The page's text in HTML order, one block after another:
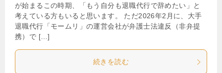
が始まるこの時期、「もう自分も退職代行で辞めたい」と
考えている方もいると思います。 ただ2026年2月に、大手
退職代行「モームリ」の運営会社が弁護士法違反（非弁提
携）で […]
続きを読む